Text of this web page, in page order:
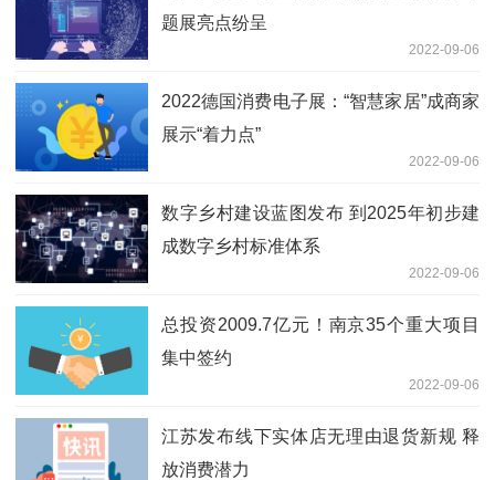
题展亮点纷呈
2022-09-06
2022德国消费电子展：“智慧家居”成商家
展示“着力点”
2022-09-06
数字乡村建设蓝图发布 到2025年初步建
成数字乡村标准体系
2022-09-06
总投资2009.7亿元！南京35个重大项目
集中签约
2022-09-06
江苏发布线下实体店无理由退货新规 释
放消费潜力